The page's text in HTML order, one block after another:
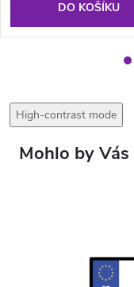
DO KOŠÍKU
High-contrast mode